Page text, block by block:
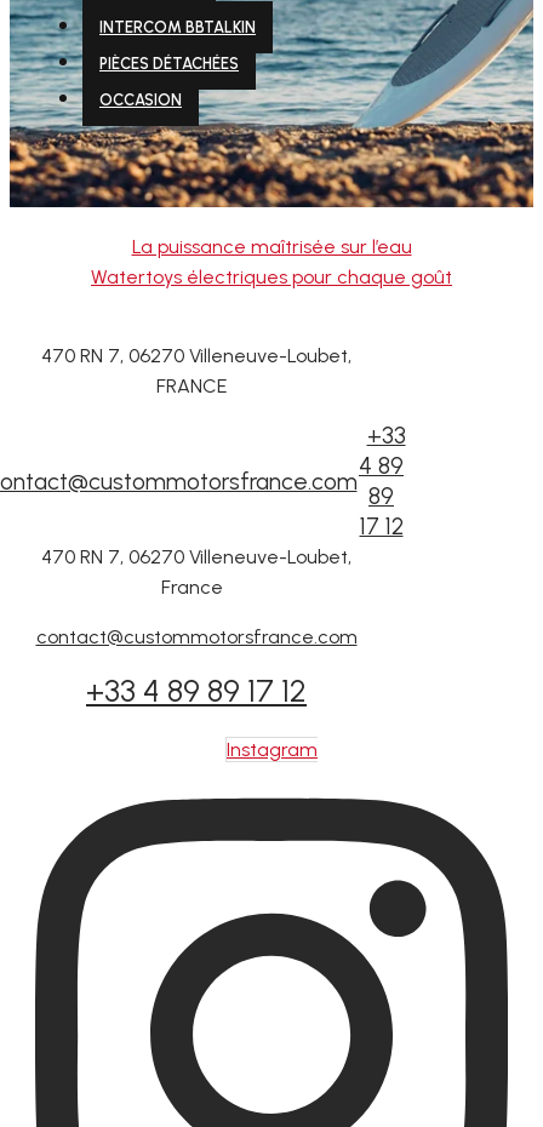
INTERCOM BBTALKIN
PIÈCES DÉTACHÉES
OCCASION
La puissance maîtrisée sur l’eau
Watertoys électriques pour chaque goût
470 RN 7, 06270 Villeneuve-Loubet,
FRANCE
+33
4 89
89
17 12
470 RN 7, 06270 Villeneuve-Loubet,
France
contact@custommotorsfrance.com
+33 4 89 89 17 12
Instagram